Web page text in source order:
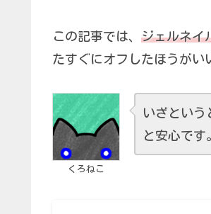
この記事では、 ジェルネイ
たすぐにオフしたほうがい
くろねこ
いざという
と安心です